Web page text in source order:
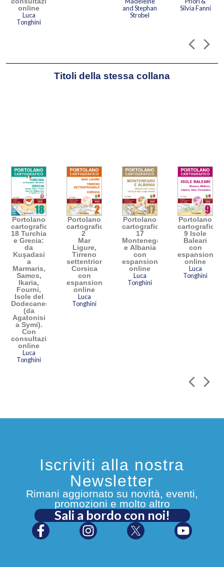
online
Luca
Tonghini
and Stephan
Strobel
Silvia Fanni
Titoli della stessa collana
Portolano
cartografico
18 Turchia
e Grecia:
da
Kuşadasi
a
Marmaris,
Samos,
Ikaria,
Fourni,
Isole del
Dodecaneso
(da
Agatonisi
a Symi).
Con
consultazione
online
Luca
Tonghini
Portolano
cartografico
2
Mar
Ligure,
Tirreno
settentrionale,
Corsica
con
espansione
online
Luca
Tonghini
Portolano
cartografico
17
Montenegro
e Albania
con
espansione
online
Luca
Tonghini
Portolano
cartografico
9 Isole
Baleari
con
espansione
online
Luca
Tonghini
Iscriviti alla nostra
Newsletter
Rimani aggiornato su novità, eventi,
promozioni e molto altro
Sali a bordo con noi!